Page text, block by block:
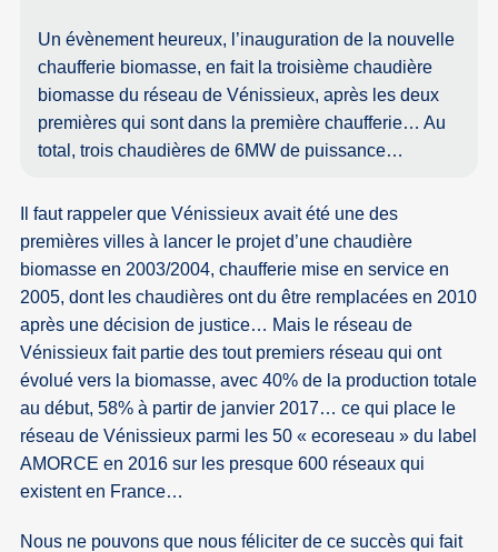
Un évènement heureux, l’inauguration de la nouvelle
chaufferie biomasse, en fait la troisième chaudière
biomasse du réseau de Vénissieux, après les deux
premières qui sont dans la première chaufferie… Au
total, trois chaudières de 6MW de puissance…
Il faut rappeler que Vénissieux avait été une des
premières villes à lancer le projet d’une chaudière
biomasse en 2003/2004, chaufferie mise en service en
2005, dont les chaudières ont du être remplacées en 2010
après une décision de justice… Mais le réseau de
Vénissieux fait partie des tout premiers réseau qui ont
évolué vers la biomasse, avec 40% de la production totale
au début, 58% à partir de janvier 2017… ce qui place le
réseau de Vénissieux parmi les 50 « ecoreseau » du label
AMORCE en 2016 sur les presque 600 réseaux qui
existent en France…
Nous ne pouvons que nous féliciter de ce succès qui fait